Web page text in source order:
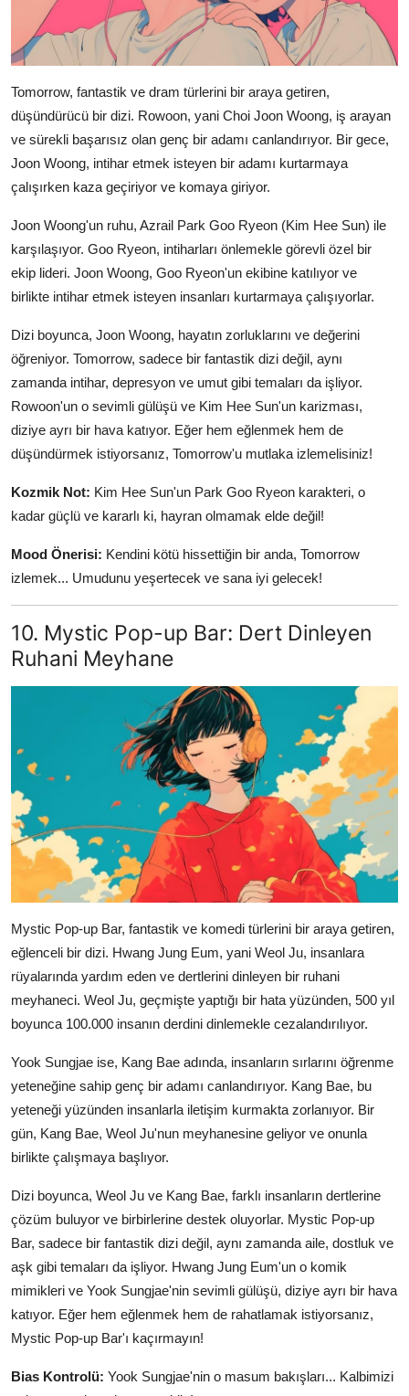
Tomorrow, fantastik ve dram türlerini bir araya getiren,
düşündürücü bir dizi. Rowoon, yani Choi Joon Woong, iş arayan
ve sürekli başarısız olan genç bir adamı canlandırıyor. Bir gece,
Joon Woong, intihar etmek isteyen bir adamı kurtarmaya
çalışırken kaza geçiriyor ve komaya giriyor.
Joon Woong'un ruhu, Azrail Park Goo Ryeon (Kim Hee Sun) ile
karşılaşıyor. Goo Ryeon, intiharları önlemekle görevli özel bir
ekip lideri. Joon Woong, Goo Ryeon'un ekibine katılıyor ve
birlikte intihar etmek isteyen insanları kurtarmaya çalışıyorlar.
Dizi boyunca, Joon Woong, hayatın zorluklarını ve değerini
öğreniyor. Tomorrow, sadece bir fantastik dizi değil, aynı
zamanda intihar, depresyon ve umut gibi temaları da işliyor.
Rowoon'un o sevimli gülüşü ve Kim Hee Sun'un karizması,
diziye ayrı bir hava katıyor. Eğer hem eğlenmek hem de
düşündürmek istiyorsanız, Tomorrow'u mutlaka izlemelisiniz!
Kozmik Not: Kim Hee Sun'un Park Goo Ryeon karakteri, o
kadar güçlü ve kararlı ki, hayran olmamak elde değil!
Mood Önerisi: Kendini kötü hissettiğin bir anda, Tomorrow
izlemek... Umudunu yeşertecek ve sana iyi gelecek!
10. Mystic Pop-up Bar: Dert Dinleyen
Ruhani Meyhane
Mystic Pop-up Bar, fantastik ve komedi türlerini bir araya getiren,
eğlenceli bir dizi. Hwang Jung Eum, yani Weol Ju, insanlara
rüyalarında yardım eden ve dertlerini dinleyen bir ruhani
meyhaneci. Weol Ju, geçmişte yaptığı bir hata yüzünden, 500 yıl
boyunca 100.000 insanın derdini dinlemekle cezalandırılıyor.
Yook Sungjae ise, Kang Bae adında, insanların sırlarını öğrenme
yeteneğine sahip genç bir adamı canlandırıyor. Kang Bae, bu
yeteneği yüzünden insanlarla iletişim kurmakta zorlanıyor. Bir
gün, Kang Bae, Weol Ju'nun meyhanesine geliyor ve onunla
birlikte çalışmaya başlıyor.
Dizi boyunca, Weol Ju ve Kang Bae, farklı insanların dertlerine
çözüm buluyor ve birbirlerine destek oluyorlar. Mystic Pop-up
Bar, sadece bir fantastik dizi değil, aynı zamanda aile, dostluk ve
aşk gibi temaları da işliyor. Hwang Jung Eum'un o komik
mimikleri ve Yook Sungjae'nin sevimli gülüşü, diziye ayrı bir hava
katıyor. Eğer hem eğlenmek hem de rahatlamak istiyorsanız,
Mystic Pop-up Bar'ı kaçırmayın!
Bias Kontrolü: Yook Sungjae'nin o masum bakışları... Kalbimizi